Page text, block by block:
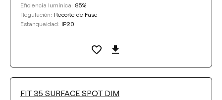
Limpiar filtros
Eficiencia lumínica: 85%
Regulación: Recorte de Fase
Estanqueidad: IP20
FIT 35 SURFACE SPOT DIM